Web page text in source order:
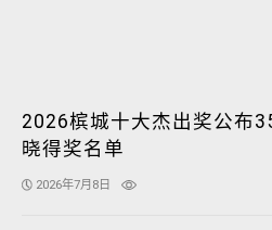
2026槟城十大杰出奖公布
晓得奖名单
2026年7月8日